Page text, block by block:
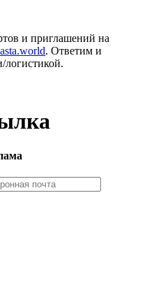
и приглашений на
. Ответим и